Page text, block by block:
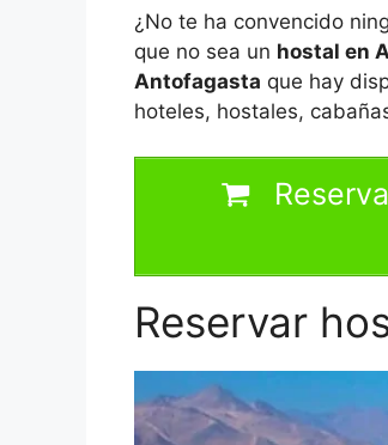
¿No te ha convencido
que no sea un hostal en
Antofagasta que hay
hoteles, hostales,
Reservar